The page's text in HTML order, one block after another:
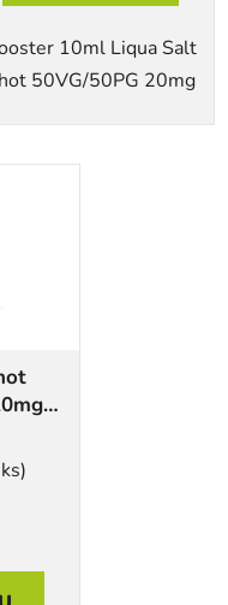
10ml Liqua Salt
50VG/50PG 20mg